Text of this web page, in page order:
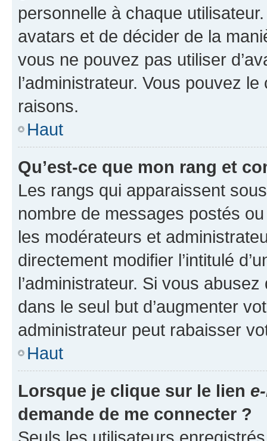
personnelle à chaque utilisateur.
avatars et de décider de la
vous ne pouvez pas utiliser
l’administrateur. Vous pouvez
raisons.
Haut
Qu’est-ce que mon rang et
Les rangs qui apparaissent
nombre de messages postés
les modérateurs et
directement modifier l’intitulé
l’administrateur. Si vous
dans le seul but d’augmenter
administrateur peut rabaisser
Haut
Lorsque je clique sur le lien
demande de me connecter ?